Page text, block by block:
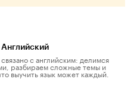
с английским: делимся
разбираем сложные темы и
выучить язык может каждый.